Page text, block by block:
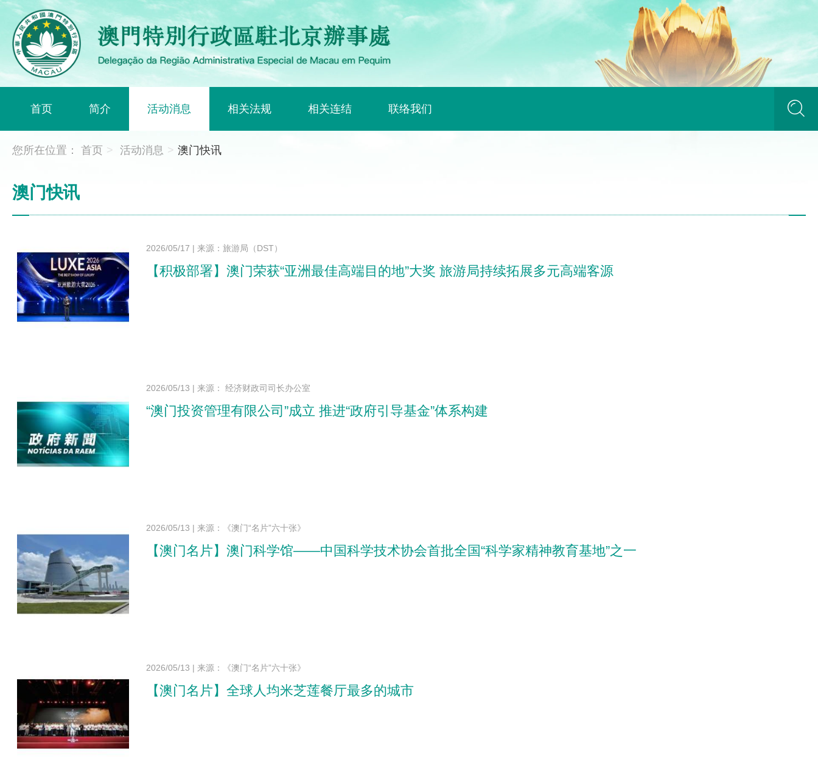
首页 简介 活动消息 相关法规 相关连结 联络我们
您所在位置： 首页 > 活动消息 > 澳门快讯
澳门快讯
2026/05/17 | 来源：旅游局（DST）
【积极部署】澳门荣获“亚洲最佳高端目的地”大奖 旅游局持续拓展多元高端客源
2026/05/13 | 来源： 经济财政司司长办公室
“澳门投资管理有限公司”成立 推进“政府引导基金”体系构建
2026/05/13 | 来源：《澳门“名片”六十张》
【澳门名片】澳门科学馆——中国科学技术协会首批全国“科学家精神教育基地”之一
2026/05/13 | 来源：《澳门“名片”六十张》
【澳门名片】全球人均米芝莲餐厅最多的城市